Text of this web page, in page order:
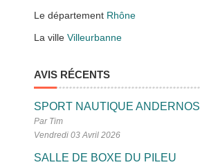
Le département Rhône
La villeVilleurbanne
AVIS RÉCENTS
SPORT NAUTIQUE ANDERNOS
Par Tim
Vendredi 03 Avril 2026
SALLE DE BOXE DU PILEU